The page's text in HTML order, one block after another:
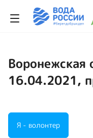
Воронежская
16.04.2021,
Я - волонтер